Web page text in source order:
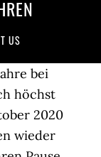
US
bei
höchst
2020
wieder